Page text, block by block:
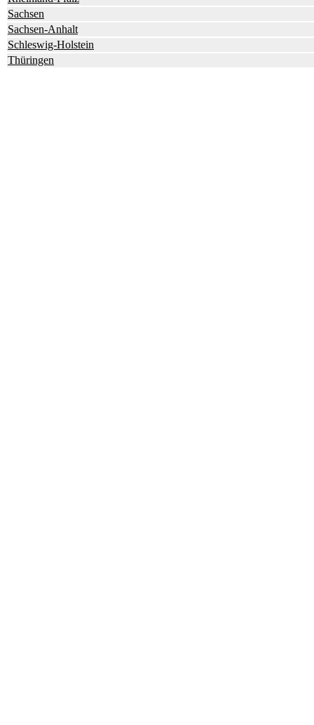
Sachsen
Sachsen-Anhalt
Schleswig-Holstein
Thüringen